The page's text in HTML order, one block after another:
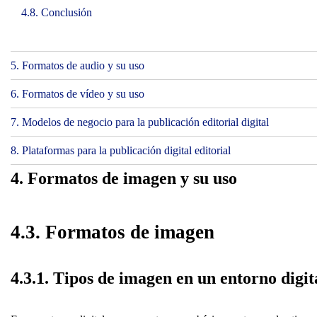
4.8. Conclusión
5. Formatos de audio y su uso
6. Formatos de vídeo y su uso
7. Modelos de negocio para la publicación editorial digital
8. Plataformas para la publicación digital editorial
4. Formatos de imagen y su uso
4.3. Formatos de imagen
4.3.1. Tipos de imagen en un entorno